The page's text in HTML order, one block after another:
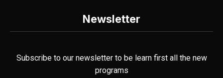
Newsletter
Subscribe to our newsletter to be learn first all the new
programs